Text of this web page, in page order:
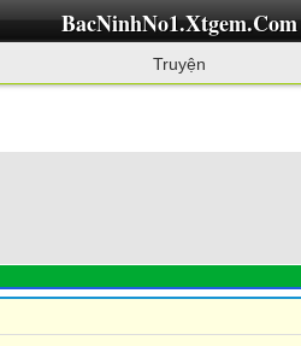
BacNinhNo1.Xtgem.Com
Truyện